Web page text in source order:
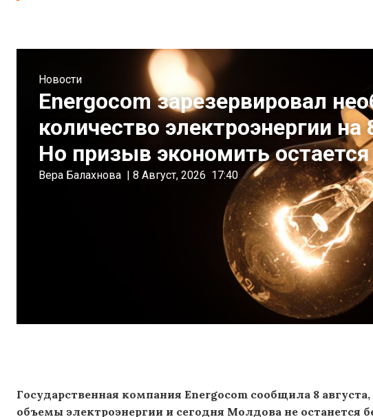
Новости
Energocom зарезервировал
количество электроэнергии на
Но призыв экономить
Вера Балахнова | 8 Август, 2026 17:40
Государственная компания Energocom сообщила 8
объемы электроэнергии и сегодня Молдова не останется